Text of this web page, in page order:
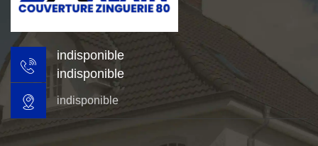
indisponible
indisponible
indisponible